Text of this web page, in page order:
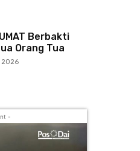
Berbakti
Orang Tua
2026
-